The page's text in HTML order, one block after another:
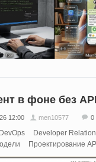
в фоне без API
12:00 men10577 0
DevOps
Developer
Проектирование